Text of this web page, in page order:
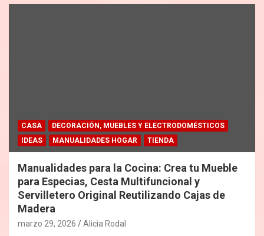
CASA
DECORACIÓN, MUEBLES Y ELECTRODOMÉSTICOS
IDEAS
MANUALIDADES HOGAR TIENDA
Manualidades para la Cocina: Crea tu Mueble
para Especias, Cesta Multifuncional y
Servilletero Original Reutilizando Cajas de
Madera
marzo 29, 2026 Alicia Rodal